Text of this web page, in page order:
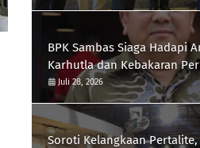
BPK Sambas Siaga Hadapi
Karhutla dan Kebakaran
Juli 28, 2026
Soroti Kelangkaan Pertalite,